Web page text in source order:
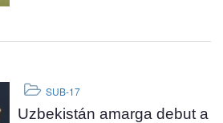
SUB-17
Uzbekistán amarga debut a